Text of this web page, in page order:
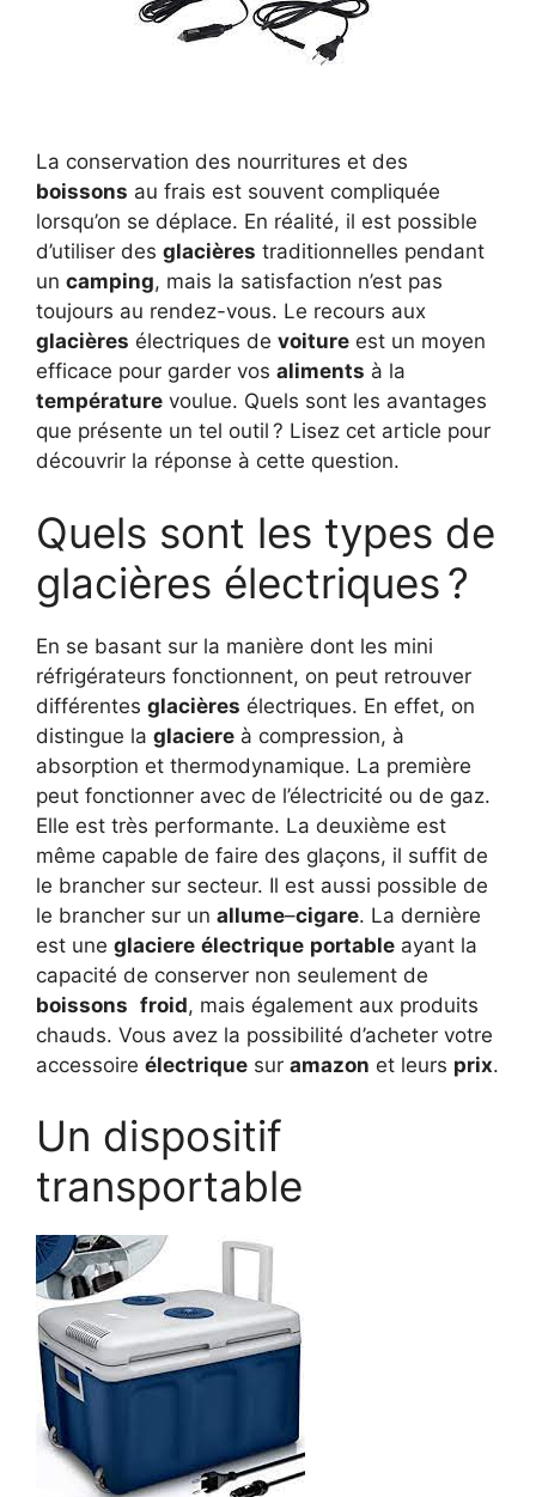
La conservation des nourritures et des
boissons au frais est souvent compliquée
lorsqu’on se déplace. En réalité, il est possible
d’utiliser des glacières traditionnelles pendant
un camping, mais la satisfaction n’est pas
toujours au rendez-vous. Le recours aux
glacières électriques de voiture est un moyen
efficace pour garder vos aliments à la
température voulue. Quels sont les avantages
que présente un tel outil ? Lisez cet article pour
découvrir la réponse à cette question.
Quels sont les types de
glacières électriques ?
En se basant sur la manière dont les mini
réfrigérateurs fonctionnent, on peut retrouver
différentes glacières électriques. En effet, on
distingue la glaciere à compression, à
absorption et thermodynamique. La première
peut fonctionner avec de l’électricité ou de gaz.
Elle est très performante. La deuxième est
même capable de faire des glaçons, il suffit de
le brancher sur secteur. Il est aussi possible de
le brancher sur un allume–cigare. La dernière
est une glaciere électrique portable ayant la
capacité de conserver non seulement de
boissons froid, mais également aux produits
chauds. Vous avez la possibilité d’acheter votre
accessoire électrique sur amazon et leurs prix.
Un dispositif
transportable